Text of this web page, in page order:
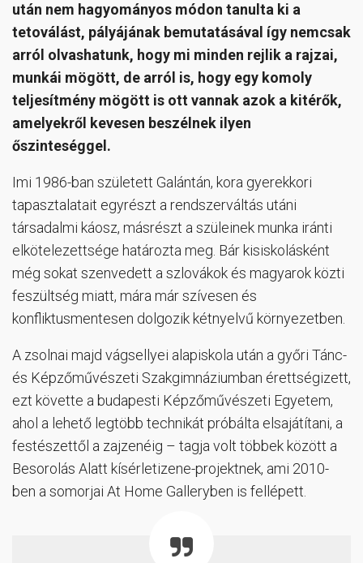
után nem hagyományos módon tanulta ki a
tetoválást, pályájának bemutatásával így nemcsak
arról olvashatunk, hogy mi minden rejlik a rajzai,
munkái mögött, de arról is, hogy egy komoly
teljesítmény mögött is ott vannak azok a kitérők,
amelyekről kevesen beszélnek ilyen
őszinteséggel.
Imi 1986-ban született Galántán, kora gyerekkori
tapasztalatait egyrészt a rendszerváltás utáni
társadalmi káosz, másrészt a szüleinek munka iránti
elkötelezettsége határozta meg. Bár kisiskolásként
még sokat szenvedett a szlovákok és magyarok közti
feszültség miatt, mára már szívesen és
konfliktusmentesen dolgozik kétnyelvű környezetben.
A zsolnai majd vágsellyei alapiskola után a győri Tánc-
és Képzőművészeti Szakgimnáziumban érettségizett,
ezt követte a budapesti Képzőművészeti Egyetem,
ahol a lehető legtöbb technikát próbálta elsajátítani, a
festészettől a zajzenéig – tagja volt többek között a
Besorolás Alatt kísérletizene-projektnek, ami 2010-
ben a somorjai At Home Galleryben is fellépett.